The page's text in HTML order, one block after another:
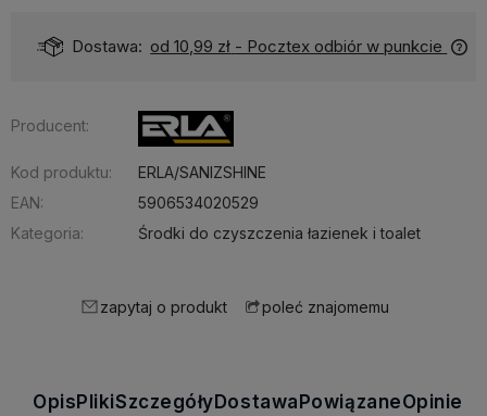
Dostawa: od 10,99 zł - Pocztex odbiór w punkcie
Producent:
Kod produktu:
ERLA/SANIZSHINE
EAN:
5906534020529
Kategoria:
Środki do czyszczenia łazienek i toalet
zapytaj o produkt poleć znajomemu
OpisPlikiSzczegółyDostawaPowiązaneOpinie